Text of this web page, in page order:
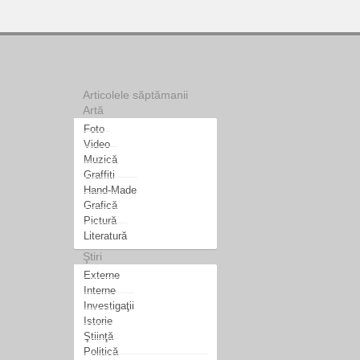
Articolele săptămanii
Artă
Foto
Video
Muzică
Graffiti
Hand-Made
Grafică
Pictură
Literatură
Ştiri
Externe
Interne
Investigaţii
Istorie
Ştiinţă
Politică